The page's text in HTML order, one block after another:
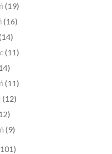
(19)
(16)
(11)
(11)
(12)
(9)